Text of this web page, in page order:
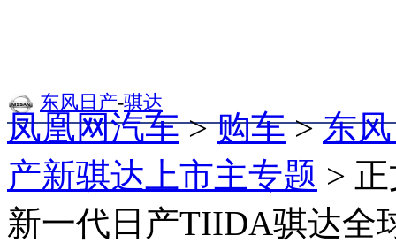
东风日产-骐达
凤凰网汽车>购车>东
产新骐达上市主专题 >
新一代日产TIIDA骐达全